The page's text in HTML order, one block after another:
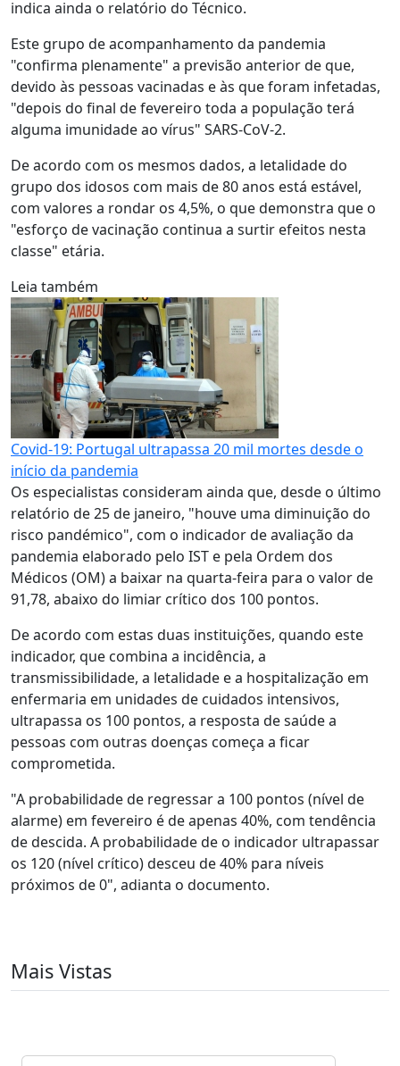
indica ainda o relatório do Técnico.
Este grupo de acompanhamento da pandemia
"confirma plenamente" a previsão anterior de que,
devido às pessoas vacinadas e às que foram infetadas,
"depois do final de fevereiro toda a população terá
alguma imunidade ao vírus" SARS-CoV-2.
De acordo com os mesmos dados, a letalidade do
grupo dos idosos com mais de 80 anos está estável,
com valores a rondar os 4,5%, o que demonstra que o
"esforço de vacinação continua a surtir efeitos nesta
classe" etária.
Leia também
Covid-19: Portugal ultrapassa 20 mil mortes desde o
início da pandemia
Os especialistas consideram ainda que, desde o último
relatório de 25 de janeiro, "houve uma diminuição do
risco pandémico", com o indicador de avaliação da
pandemia elaborado pelo IST e pela Ordem dos
Médicos (OM) a baixar na quarta-feira para o valor de
91,78, abaixo do limiar crítico dos 100 pontos.
De acordo com estas duas instituições, quando este
indicador, que combina a incidência, a
transmissibilidade, a letalidade e a hospitalização em
enfermaria em unidades de cuidados intensivos,
ultrapassa os 100 pontos, a resposta de saúde a
pessoas com outras doenças começa a ficar
comprometida.
"A probabilidade de regressar a 100 pontos (nível de
alarme) em fevereiro é de apenas 40%, com tendência
de descida. A probabilidade de o indicador ultrapassar
os 120 (nível crítico) desceu de 40% para níveis
próximos de 0", adianta o documento.
Mais Vistas